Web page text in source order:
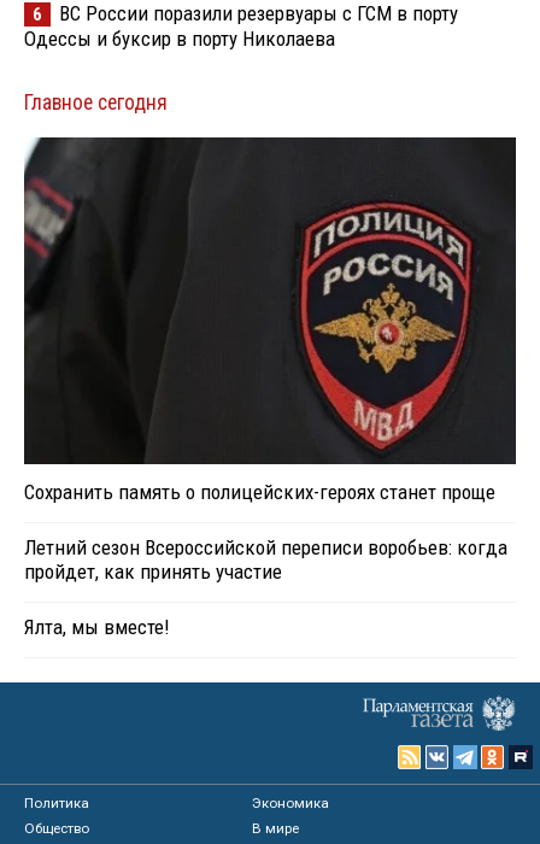
6
ВС России поразили резервуары с ГСМ в порту
Одессы и буксир в порту Николаева
Главное сегодня
Сохранить память о полицейских-героях станет проще
Летний сезон Всероссийской переписи воробьев: когда
пройдет, как принять участие
Ялта, мы вместе!
Политика
Экономика
Общество
В мире